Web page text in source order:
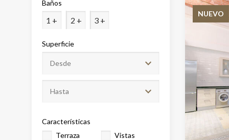
Baños
1 + 2 + 3 +
Superficie
Características
Terraza
Vistas
NUEVO
sitio
los
que
del
Estas
en el
usuario.